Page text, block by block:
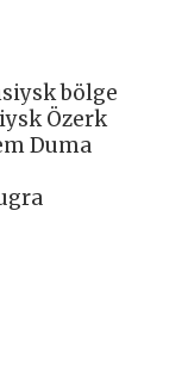
bölge
Özerk
Duma